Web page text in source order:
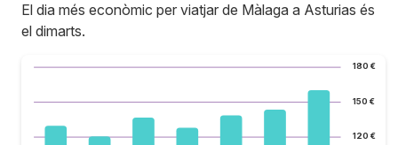
El dia més econòmic per viatjar de Màlaga a Asturias és
el dimarts.
120 €
150 €
180 €